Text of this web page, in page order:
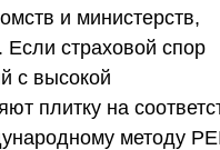
и министерств,
. Если страховой спор
с высокой
плитку на
методу